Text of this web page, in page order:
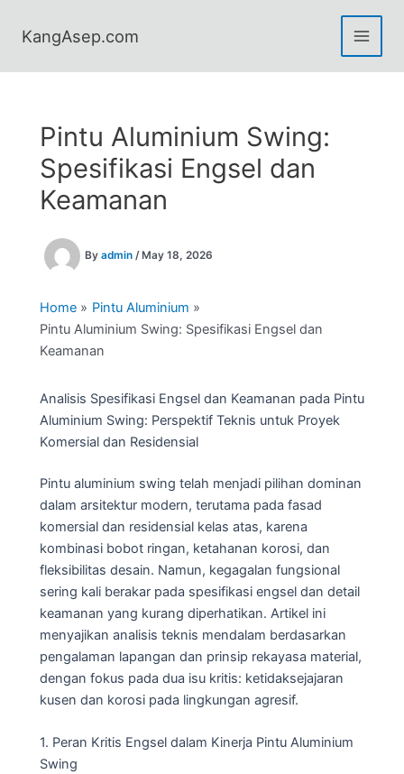
KangAsep.com
Pintu Aluminium Swing:
Spesifikasi Engsel dan
Keamanan
By admin / May 18, 2026
Home
Pintu Aluminium
Pintu Aluminium Swing: Spesifikasi Engsel dan
Keamanan
Analisis Spesifikasi Engsel dan Keamanan pada Pintu
Aluminium Swing: Perspektif Teknis untuk Proyek
Komersial dan Residensial
Pintu aluminium swing telah menjadi pilihan dominan
dalam arsitektur modern, terutama pada fasad
komersial dan residensial kelas atas, karena
kombinasi bobot ringan, ketahanan korosi, dan
fleksibilitas desain. Namun, kegagalan fungsional
sering kali berakar pada spesifikasi engsel dan detail
keamanan yang kurang diperhatikan. Artikel ini
menyajikan analisis teknis mendalam berdasarkan
pengalaman lapangan dan prinsip rekayasa material,
dengan fokus pada dua isu kritis: ketidaksejajaran
kusen dan korosi pada lingkungan agresif.
1. Peran Kritis Engsel dalam Kinerja Pintu Aluminium
Swing